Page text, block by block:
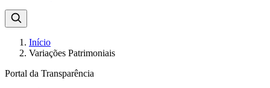
Início
Variações Patrimoniais
Portal da Transparência